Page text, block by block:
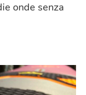
onde senza